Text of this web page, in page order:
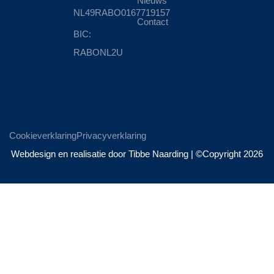
NL49RABO0167719157
BIC:
RABONL2U
Contact
Webdesign en realisatie door Tibbe Naarding | ©Copyright 2026
CookieverklaringPrivacyverklaring